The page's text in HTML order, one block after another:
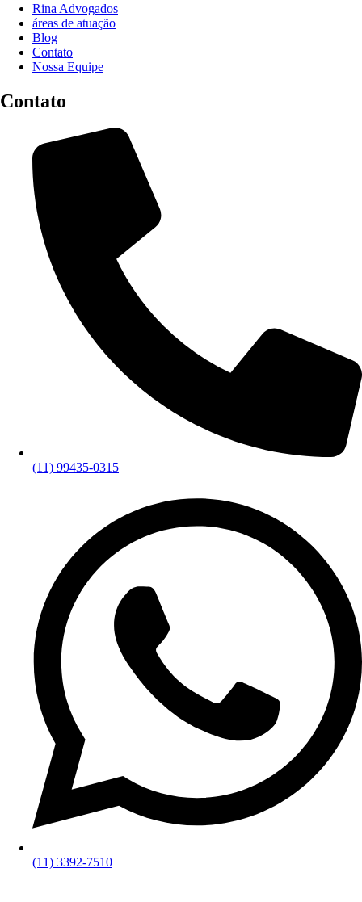
Rina Advogados
áreas de atuação
Blog
Contato
Nossa Equipe
Contato
(11) 99435-0315
(11) 3392-7510